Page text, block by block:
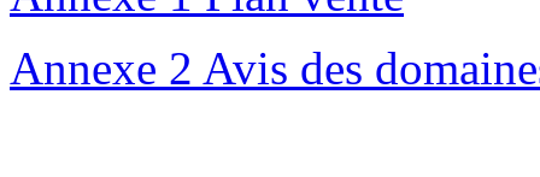
Annexe 2 Avis des